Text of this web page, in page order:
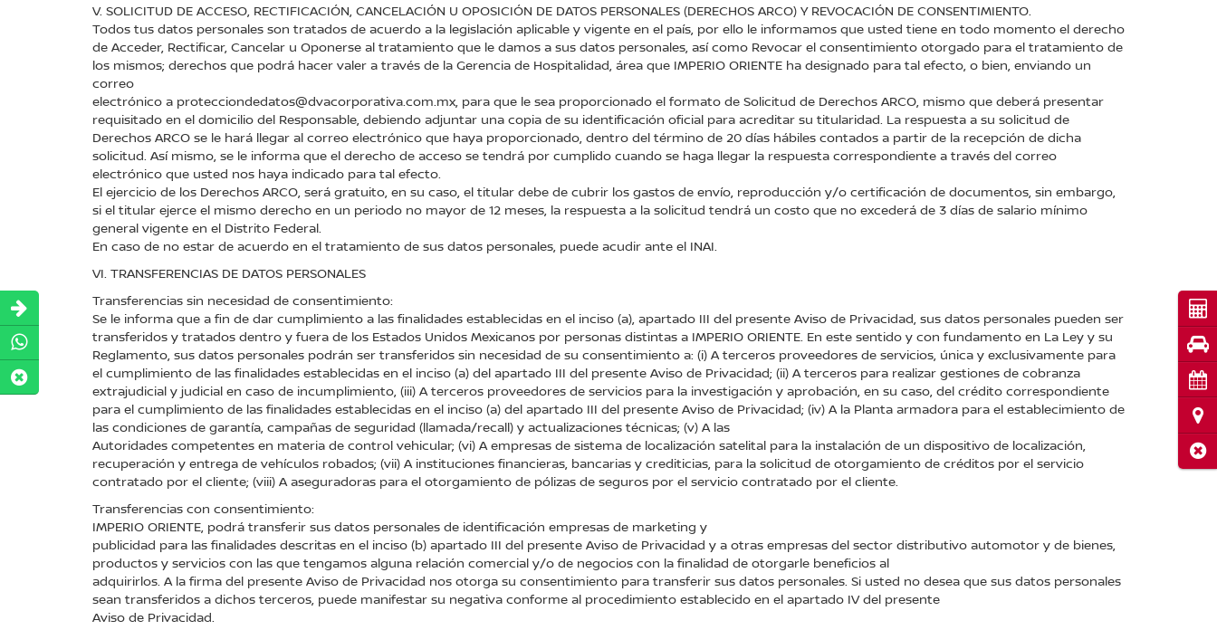
V. SOLICITUD DE ACCESO, RECTIFICACIÓN, CANCELACIÓN U OPOSICIÓN DE DATOS PERSONALES (DERECHOS ARCO) Y REVOCACIÓN DE CONSENTIMIENTO.
Todos tus datos personales son tratados de acuerdo a la legislación aplicable y vigente en el país, por ello le informamos que usted tiene en todo momento el derecho
de Acceder, Rectificar, Cancelar u Oponerse al tratamiento que le damos a sus datos personales, así como Revocar el consentimiento otorgado para el tratamiento de
los mismos; derechos que podrá hacer valer a través de la Gerencia de Hospitalidad, área que IMPERIO ORIENTE ha designado para tal efecto, o bien, enviando un
correo
electrónico a protecciondedatos@dvacorporativa.com.mx, para que le sea proporcionado el formato de Solicitud de Derechos ARCO, mismo que deberá presentar
requisitado en el domicilio del Responsable, debiendo adjuntar una copia de su identificación oficial para acreditar su titularidad. La respuesta a su solicitud de
Derechos ARCO se le hará llegar al correo electrónico que haya proporcionado, dentro del término de 20 días hábiles contados a partir de la recepción de dicha
solicitud. Así mismo, se le informa que el derecho de acceso se tendrá por cumplido cuando se haga llegar la respuesta correspondiente a través del correo
electrónico que usted nos haya indicado para tal efecto.
El ejercicio de los Derechos ARCO, será gratuito, en su caso, el titular debe de cubrir los gastos de envío, reproducción y/o certificación de documentos, sin embargo,
si el titular ejerce el mismo derecho en un periodo no mayor de 12 meses, la respuesta a la solicitud tendrá un costo que no excederá de 3 días de salario mínimo
general vigente en el Distrito Federal.
En caso de no estar de acuerdo en el tratamiento de sus datos personales, puede acudir ante el INAI.
VI. TRANSFERENCIAS DE DATOS PERSONALES
Transferencias sin necesidad de consentimiento:
Se le informa que a fin de dar cumplimiento a las finalidades establecidas en el inciso (a), apartado III del presente Aviso de Privacidad, sus datos personales pueden ser
transferidos y tratados dentro y fuera de los Estados Unidos Mexicanos por personas distintas a IMPERIO ORIENTE. En este sentido y con fundamento en La Ley y su
Reglamento, sus datos personales podrán ser transferidos sin necesidad de su consentimiento a: (i) A terceros proveedores de servicios, única y exclusivamente para
el cumplimiento de las finalidades establecidas en el inciso (a) del apartado III del presente Aviso de Privacidad; (ii) A terceros para realizar gestiones de cobranza
extrajudicial y judicial en caso de incumplimiento, (iii) A terceros proveedores de servicios para la investigación y aprobación, en su caso, del crédito correspondiente
para el cumplimiento de las finalidades establecidas en el inciso (a) del apartado III del presente Aviso de Privacidad; (iv) A la Planta armadora para el establecimiento de
las condiciones de garantía, campañas de seguridad (llamada/recall) y actualizaciones técnicas; (v) A las
Autoridades competentes en materia de control vehicular; (vi) A empresas de sistema de localización satelital para la instalación de un dispositivo de localización,
recuperación y entrega de vehículos robados; (vii) A instituciones financieras, bancarias y crediticias, para la solicitud de otorgamiento de créditos por el servicio
contratado por el cliente; (viii) A aseguradoras para el otorgamiento de pólizas de seguros por el servicio contratado por el cliente.
Transferencias con consentimiento:
IMPERIO ORIENTE, podrá transferir sus datos personales de identificación empresas de marketing y
publicidad para las finalidades descritas en el inciso (b) apartado III del presente Aviso de Privacidad y a otras empresas del sector distributivo automotor y de bienes,
productos y servicios con las que tengamos alguna relación comercial y/o de negocios con la finalidad de otorgarle beneficios al
adquirirlos. A la firma del presente Aviso de Privacidad nos otorga su consentimiento para transferir sus datos personales. Si usted no desea que sus datos personales
sean transferidos a dichos terceros, puede manifestar su negativa conforme al procedimiento establecido en el apartado IV del presente
Aviso de Privacidad.